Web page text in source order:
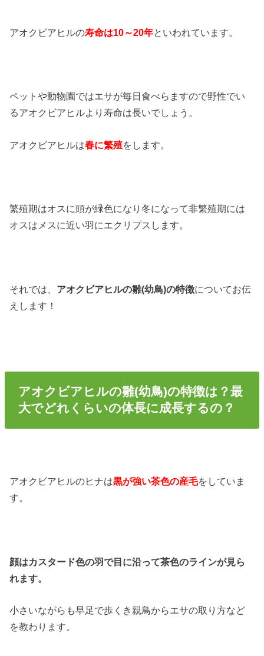
アオクビアヒルの寿命は10～20年といわれています。
ペットや動物園ではエサが毎日食べらますので野性でい
るアオクビアヒルより寿命は長いでしょう。
アオクビアヒルは春に繁殖をします。
繁殖期はオスに頭が緑色になり冬になって非繁殖期には
オスはメスに近い羽にエクリプスします。
それでは、 アオクビアヒルの雛(幼鳥)の特徴についてお伝
えします！
アオクビアヒルの雛(幼鳥)の特徴は？最
大でどれくらいの体長に成長するの？
アオクビアヒルのヒナは黒が強い茶色の産毛をしていま
す。
顔はカスタード色の羽で目に沿って茶色のラインが見ら
れます。
小さいながらも早足で歩くき親鳥からエサの取り方など
を教わります。